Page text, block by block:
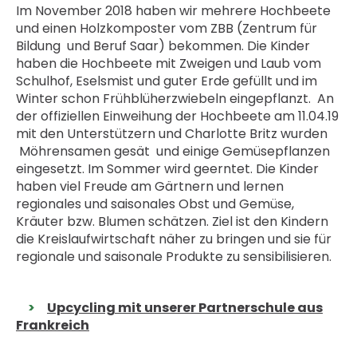
Im November 2018 haben wir mehrere Hochbeete
und einen Holzkomposter vom ZBB (Zentrum für
Bildung und Beruf Saar) bekommen. Die Kinder
haben die Hochbeete mit Zweigen und Laub vom
Schulhof, Eselsmist und guter Erde gefüllt und im
Winter schon Frühblüherzwiebeln eingepflanzt. An
der offiziellen Einweihung der Hochbeete am 11.04.19
mit den Unterstützern und Charlotte Britz wurden
Möhrensamen gesät und einige Gemüsepflanzen
eingesetzt. Im Sommer wird geerntet. Die Kinder
haben viel Freude am Gärtnern und lernen
regionales und saisonales Obst und Gemüse,
Kräuter bzw. Blumen schätzen. Ziel ist den Kindern
die Kreislaufwirtschaft näher zu bringen und sie für
regionale und saisonale Produkte zu sensibilisieren.
Upcycling mit unserer Partnerschule aus
Frankreich